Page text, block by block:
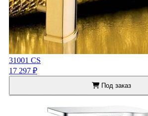
31001 CS
17 297 ₽
Под заказ